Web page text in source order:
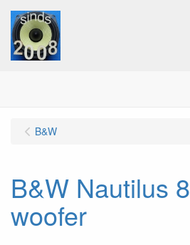
B&W
B&W Nautilus
woofer